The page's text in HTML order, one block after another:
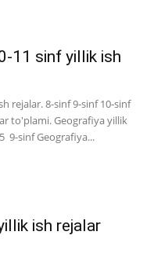
11 sinf yillik ish
rejalar. 8-sinf 9-sinf 10-sinf
to'plami. Geografiya yillik
9-sinf Geografiya...
ish rejalar